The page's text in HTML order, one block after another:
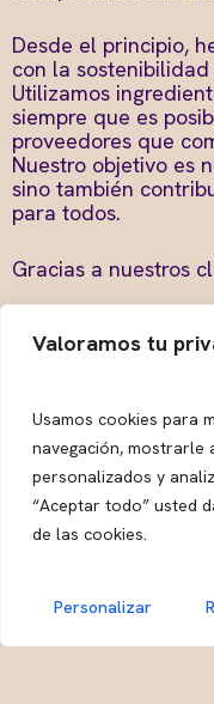
Valoramos tu
Usamos cookies para
navegación, mostrarle
personalizados y
“Aceptar todo” usted
de las cookies.
Personalizar
Desde el principio,
con la
Utilizamos
siempre que es
proveedores que
Nuestro objetivo es
sino también
para todos.
Gracias a nuestros
nuestros
Estamos
y entusiasmo, y
muchos más
Celebración del
una serie de platos
que todos se unan
disfruten de lo